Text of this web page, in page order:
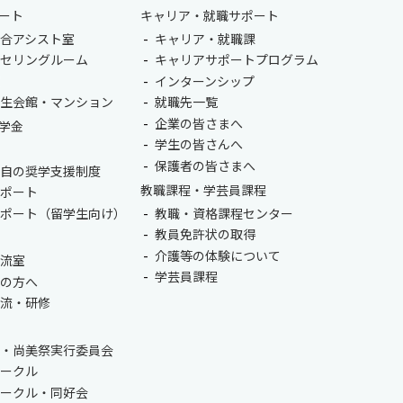
ト
アシスト室
リングルーム
会館・マンション
金
の奨学支援制度
ート
ート（留学生向け）
室
方へ
・研修
尚美祭実行委員会
クル
クル・同好会
キャリア・就職サポート
キャリア・就職課
キャリアサポートプログラム
インターンシップ
就職先一覧
企業の皆さまへ
学生の皆さんへ
保護者の皆さまへ
教職課程・学芸員課程
教職・資格課程センター
教員免許状の取得
介護等の体験について
学芸員課程